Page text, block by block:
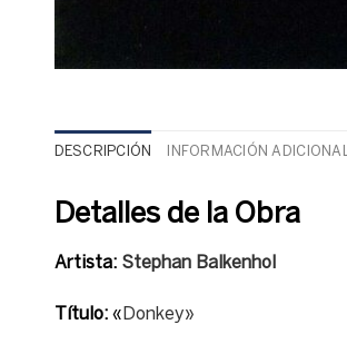
DESCRIPCIÓN INFORMACIÓN
Detalles de la Obra
Artista: Stephan Balkenhol
Título: « Donkey»